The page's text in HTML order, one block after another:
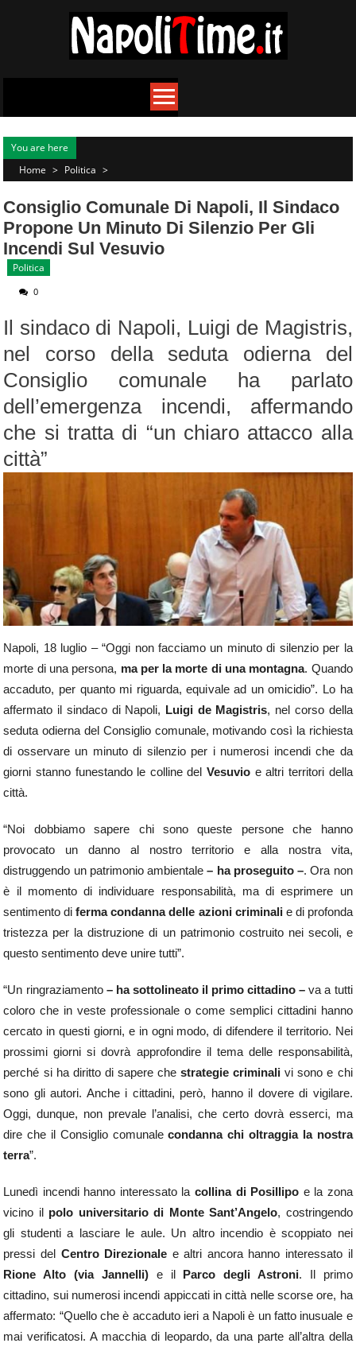
You are here
Home > Politica >
Consiglio Comunale Di Napoli, Il Sindaco
Propone Un Minuto Di Silenzio Per Gli
Incendi Sul Vesuvio
Politica
0
Il sindaco di Napoli, Luigi de Magistris,
nel corso della seduta odierna del
Consiglio comunale ha parlato
dell’emergenza incendi, affermando
che si tratta di “un chiaro attacco alla
città”
Napoli, 18 luglio – “Oggi non facciamo un minuto di silenzio per la
morte di una persona, ma per la morte di una montagna. Quando
accaduto, per quanto mi riguarda, equivale ad un omicidio”. Lo ha
affermato il sindaco di Napoli, Luigi de Magistris, nel corso della
seduta odierna del Consiglio comunale, motivando così la richiesta
di osservare un minuto di silenzio per i numerosi incendi che da
giorni stanno funestando le colline delVesuvio e altri territori della
città.
“Noi dobbiamo sapere chi sono queste persone che hanno
provocato un danno al nostro territorio e alla nostra vita,
distruggendo un patrimonio ambientale– ha proseguito –. Ora non
è il momento di individuare responsabilità, ma di esprimere un
sentimento diferma condanna delle azioni criminalie di profonda
tristezza per la distruzione di un patrimonio costruito nei secoli, e
questo sentimento deve unire tutti”.
“Un ringraziamento – ha sottolineato il primo cittadino – va a tutti
coloro che in veste professionale o come semplici cittadini hanno
cercato in questi giorni, e in ogni modo, di difendere il territorio. Nei
prossimi giorni si dovrà approfondire il tema delle responsabilità,
perché si ha diritto di sapere chestrategie criminali vi sono e chi
sono gli autori. Anche i cittadini, però, hanno il dovere di vigilare.
Oggi, dunque, non prevale l’analisi, che certo dovrà esserci, ma
dire che il Consiglio comunalecondanna chi oltraggia la nostra
terra”.
Lunedì incendi hanno interessato la collina di Posillipo e la zona
vicino il polo universitario di Monte Sant’Angelo, costringendo
gli studenti a lasciare le aule. Un altro incendio è scoppiato nei
pressi del Centro Direzionale e altri ancora hanno interessato il
Rione Alto (via Jannelli)e il Parco degli Astroni. Il primo
cittadino, sui numerosi incendi appiccati in città nelle scorse ore, ha
affermato: “Quello che è accaduto ieri a Napoli è un fatto inusuale e
mai verificatosi. A macchia di leopardo, da una parte all’altra della